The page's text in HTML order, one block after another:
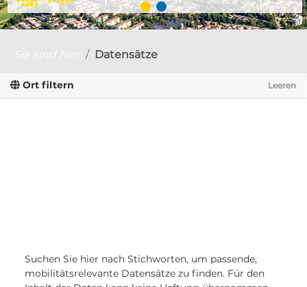
Datensätze
Ort filtern Leeren
Suchen Sie hier nach Stichworten, um passende,
mobilitätsrelevante Datensätze zu finden. Für den